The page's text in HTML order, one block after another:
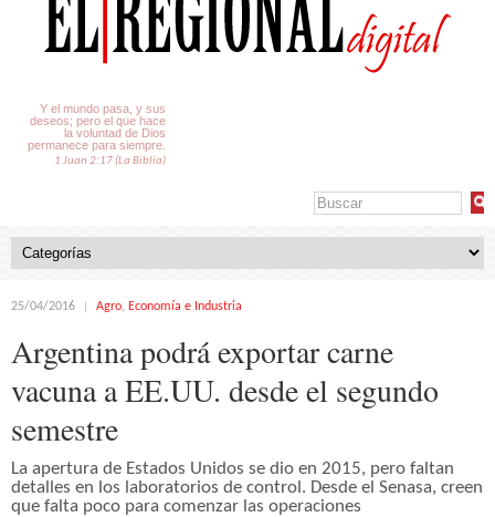
Y el mundo pasa, y sus
deseos; pero el que hace
la voluntad de Dios
permanece para siempre.
1 Juan 2:17 (La Biblia)
25/04/2016 Agro, Economía e Industria
Argentina podrá exportar carne
vacuna a EE.UU. desde el segundo
semestre
La apertura de Estados Unidos se dio en 2015, pero faltan
detalles en los laboratorios de control. Desde el Senasa, creen
que falta poco para comenzar las operaciones